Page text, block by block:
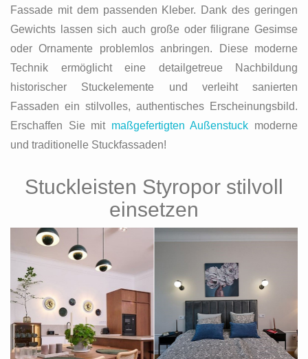
Fassade mit dem passenden Kleber. Dank des geringen
Gewichts lassen sich auch große oder filigrane Gesimse
oder Ornamente problemlos anbringen. Diese moderne
Technik ermöglicht eine detailgetreue Nachbildung
historischer Stuckelemente und verleiht sanierten
Fassaden ein stilvolles, authentisches Erscheinungsbild.
Erschaffen Sie mit maßgefertigten Außenstuck moderne
und traditionelle Stuckfassaden!
Stuckleisten Styropor stilvoll
einsetzen